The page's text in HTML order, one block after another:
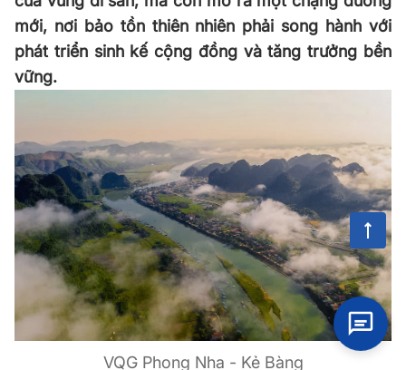
mới, nơi bảo tồn thiên nhiên phải song hành với
phát triển sinh kế cộng đồng và tăng trưởng bền
vững.
VQG Phong Nha - Kẻ Bàng